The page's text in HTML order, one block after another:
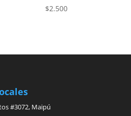
$2.500
#3072, Maipú